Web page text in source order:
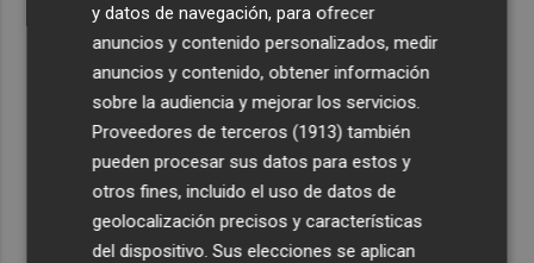
y datos de navegación, para ofrecer
anuncios y contenido personalizados, medir
anuncios y contenido, obtener información
sobre la audiencia y mejorar los servicios.
Proveedores de terceros (1913) también
pueden procesar sus datos para estos y
otros fines, incluido el uso de datos de
geolocalización precisos y características
del dispositivo. Sus elecciones se aplican